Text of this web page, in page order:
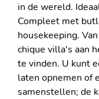
in de wereld.
Compleet met
housekeeping.
chique villa's aan
te vinden. U kunt
laten opnemen of
samenstellen; de